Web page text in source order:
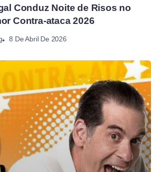
Conduz Noite de Risos no
Contra-ataca 2026
8 De Abril De 2026